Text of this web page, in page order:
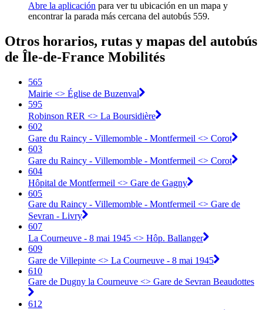
Abre la aplicación para ver tu ubicación en un mapa y
encontrar la parada más cercana del autobús 559.
Otros horarios, rutas y mapas del autobús
de Île-de-France Mobilités
565
Mairie <> Église de Buzenval
595
Robinson RER <> La Boursidière
602
Gare du Raincy - Villemomble - Montfermeil <> Corot
603
Gare du Raincy - Villemomble - Montfermeil <> Corot
604
Hôpital de Montfermeil <> Gare de Gagny
605
Gare du Raincy - Villemomble - Montfermeil <> Gare de
Sevran - Livry
607
La Courneuve - 8 mai 1945 <> Hôp. Ballanger
609
Gare de Villepinte <> La Courneuve - 8 mai 1945
610
Gare de Dugny la Courneuve <> Gare de Sevran Beaudottes
612